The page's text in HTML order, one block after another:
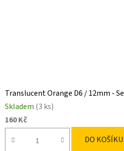
Translucent Orange D6 / 12mm -
Skladem (3 ks)
160 Kč
DO KOŠÍKU